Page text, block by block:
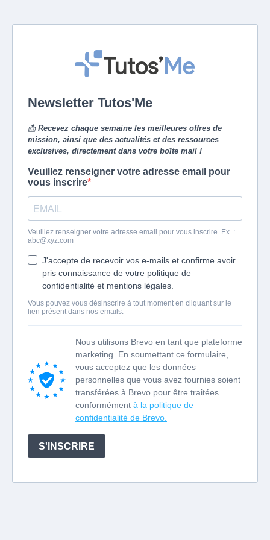
Newsletter Tutos'Me
📩 Recevez chaque semaine les meilleures offres de
mission, ainsi que des actualités et des ressources
exclusives, directement dans votre boîte mail !
Veuillez renseigner votre adresse email pour
vous inscrire
Veuillez renseigner votre adresse email pour vous inscrire. Ex. :
abc@xyz.com
J'accepte de recevoir vos e-mails et confirme avoir
pris connaissance de votre politique de
confidentialité et mentions légales.
Vous pouvez vous désinscrire à tout moment en cliquant sur le
lien présent dans nos emails.
Nous utilisons Brevo en tant que plateforme
marketing. En soumettant ce formulaire,
vous acceptez que les données
personnelles que vous avez fournies soient
transférées à Brevo pour être traitées
conformément à la politique de
confidentialité de Brevo.
S'INSCRIRE